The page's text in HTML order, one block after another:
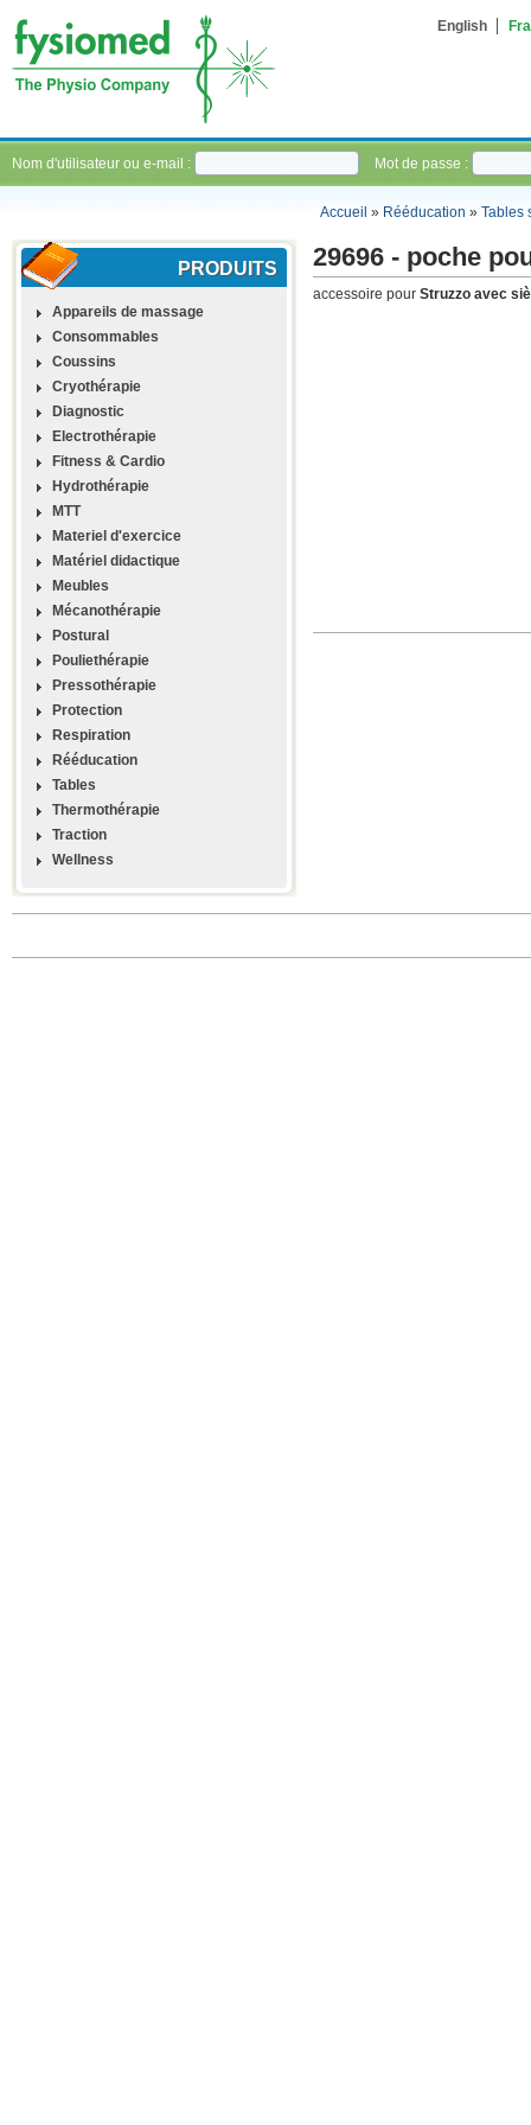
English
Nom d'utilisateur ou e-mail : Mot de passe :
Accueil » Rééducation » Tables
PRODUITS
Appareils de massage
Consommables
Coussins
Cryothérapie
Diagnostic
Electrothérapie
Fitness & Cardio
Hydrothérapie
MTT
Materiel d'exercice
Matériel didactique
Meubles
Mécanothérapie
Postural
Pouliethérapie
Pressothérapie
Protection
Respiration
Rééducation
Tables
Thermothérapie
Traction
Wellness
29696 - poche
accessoire pour Struzzo avec